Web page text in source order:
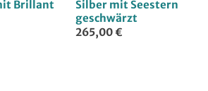
Brillant
Silber mit Seestern
geschwärzt
265,00 €